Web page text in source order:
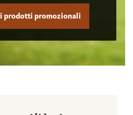
prodotti promozionali